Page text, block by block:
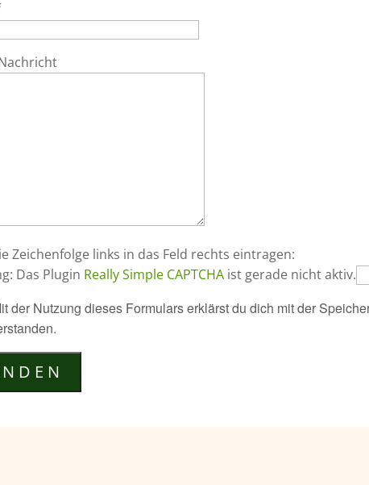
Zeichenfolge links in das Feld rechts eintragen:
Das Plugin Really Simple CAPTCHA ist gerade nicht aktiv.
der Nutzung dieses Formulars erklärst du dich mit der